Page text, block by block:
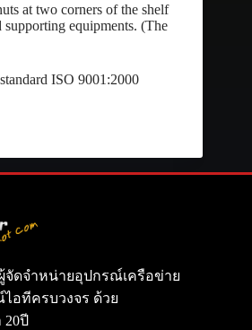
at two corners of the shelf
supporting equipments. (The
ISO 9001:2000
ผู้จัดจำหน่ายอุปกรณ์เครือข่าย
อทีครบวงจร ด้วย
ปี